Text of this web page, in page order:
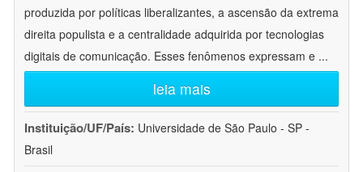
produzida por políticas liberalizantes, a ascensão da extrema
direita populista e a centralidade adquirida por tecnologias
digitais de comunicação. Esses fenômenos expressam e ...
leia mais
Instituição/UF/País: Universidade de São Paulo - SP -
Brasil